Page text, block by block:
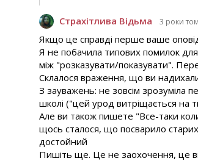
Страхітлива Відьма 3 роки
Якщо це справді перше ваше
Я не побачила типових помилок для
між "розказувати/показувати".
Склалося враження, що ви
З зауважень: не зовсім зрозуміла
школі ("цей урод витріщається на
Але ви також пишете "Все-таки
щось сталося, що посварило
достойний
Пишіть ще. Це не заохочення, це